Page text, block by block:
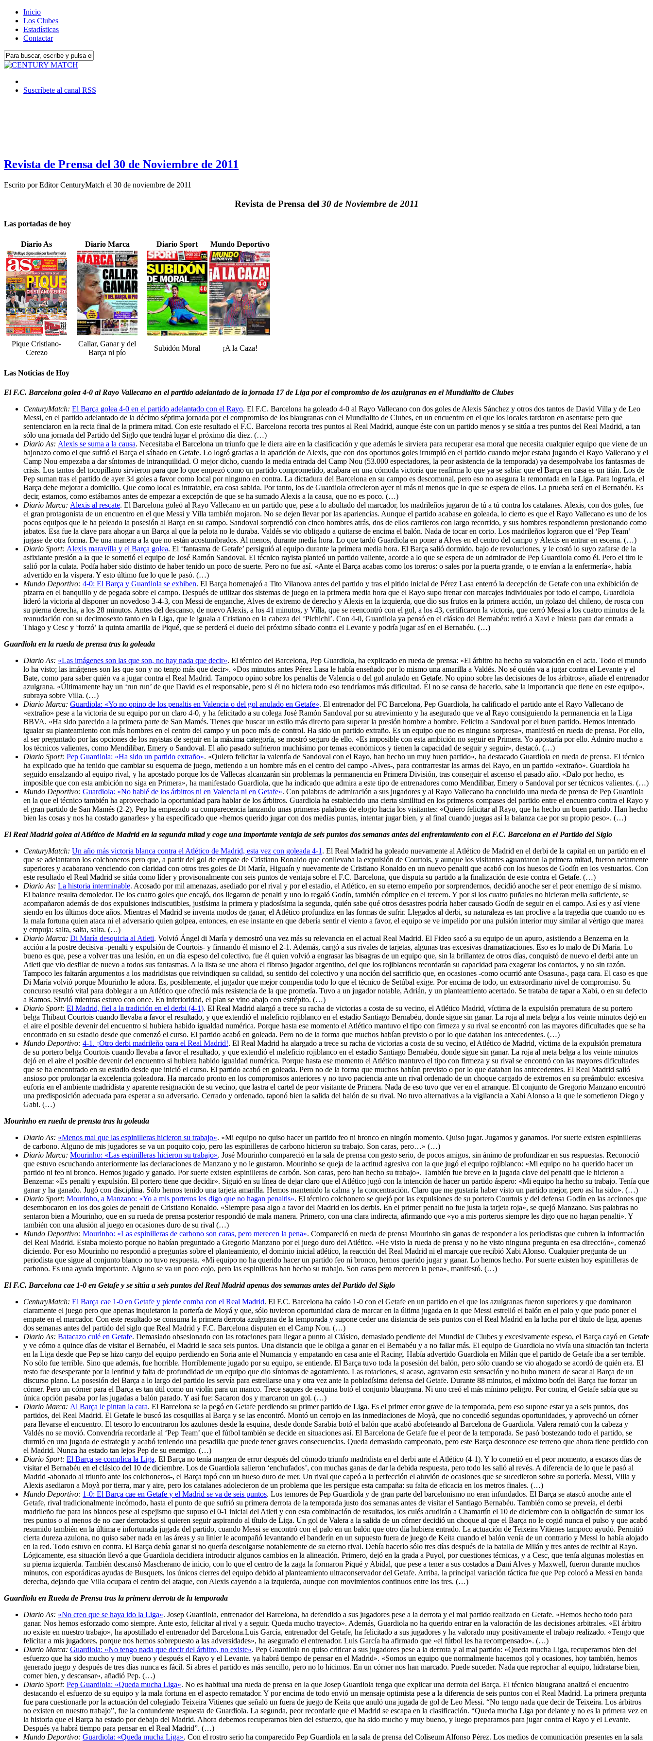
Inicio
Los Clubes
Estadísticas
Contactar
Suscríbete al canal RSS
Revista de Prensa del 30 de Noviembre de 2011
Escrito porEditor CenturyMatch el 30 de noviembre de 2011
Revista de Prensa del 30 de Noviembre de 2011
Las portadas de hoy
Diario As Diario Marca Diario Sport Mundo Deportivo
Pique Cristiano-
Cerezo
Callar, Ganar y del
Barça ni pío
Subidón Moral ¡A la Caza!
Las Noticias de Hoy
El F.C. Barcelona golea 4-0 al Rayo Vallecano en el partido adelantado de la jornada 17 de Liga por el compromiso de los azulgranas en el Mundialito de Clubes
CenturyMatch: El Barça golea 4-0 en el partido adelantado con el Rayo. El F.C. Barcelona ha goleado 4-0 al Rayo Vallecano con dos goles de Alexis Sánchez y otros dos tantos de David Villa y de Leo
Messi, en el partido adelantado de la décimo séptima jornada por el compromiso de los blaugranas con el Mundialito de Clubes, en un encuentro en el que los locales tardaron en asentarse pero que
sentenciaron en la recta final de la primera mitad. Con este resultado el F.C. Barcelona recorta tres puntos al Real Madrid, aunque éste con un partido menos y se sitúa a tres puntos del Real Madrid, a tan
sólo una jornada del Partido del Siglo que tendrá lugar el próximo día diez. (…)
Diario As: Alexis se suma a la causa. Necesitaba el Barcelona un triunfo que le diera aire en la clasificación y que además le sirviera para recuperar esa moral que necesita cualquier equipo que viene de un
bajonazo como el que sufrió el Barça el sábado en Getafe. Lo logró gracias a la aparición de Alexis, que con dos oportunos goles irrumpió en el partido cuando mejor estaba jugando el Rayo Vallecano y el
Camp Nou empezaba a dar síntomas de intranquilidad. O mejor dicho, cuando la media entrada del Camp Nou (53.000 espectadores, la peor asistencia de la temporada) ya desempolvaba los fantasmas de
crisis. Los tantos del tocopillano sirvieron para que lo que empezó como un partido comprometido, acabara en una cómoda victoria que reafirma lo que ya se sabía: que el Barça en casa es un titán. Los de
Pep suman tras el partido de ayer 34 goles a favor como local por ninguno en contra. La dictadura del Barcelona en su campo es descomunal, pero eso no asegura la remontada en la Liga. Para lograrla, el
Barça debe mejorar a domicilio. Que como local es intratable, era cosa sabida. Por tanto, los de Guardiola ofrecieron ayer ni más ni menos que lo que se espera de ellos. La prueba será en el Bernabéu. Es
decir, estamos, como estábamos antes de empezar a excepción de que se ha sumado Alexis a la causa, que no es poco. (…)
Diario Marca: Alexis al rescate. El Barcelona goleó al Rayo Vallecano en un partido que, pese a lo abultado del marcador, los madrileños jugaron de tú a tú contra los catalanes. Alexis, con dos goles, fue
el gran protagonista de un encuentro en el que Messi y Villa también mojaron. No se dejen llevar por las apariencias. Aunque el partido acabase en goleada, lo cierto es que el Rayo Vallecano es uno de los
pocos equipos que le ha peleado la posesión al Barça en su campo. Sandoval sorprendió con cinco hombres atrás, dos de ellos carrileros con largo recorrido, y sus hombres respondieron presionando como
jabatos. Esa fue la clave para ahogar a un Barça al que la pelota no le duraba. Valdés se vio obligado a quitarse de encima el balón. Nada de tocar en corto. Los madrileños lograron que el ‘Pep Team’
jugase de otra forma. De una manera a la que no están acostumbrados. Al menos, durante media hora. Lo que tardó Guardiola en poner a Alves en el centro del campo y Alexis en entrar en escena. (…)
Diario Sport: Alexis maravilla y el Barça golea. El ‘fantasma de Getafe’ persiguió al equipo durante la primera media hora. El Barça salió dormido, bajo de revoluciones, y le costó lo suyo zafarse de la
asfixiante presión a la que le sometió el equipo de José Ramón Sandoval. El técnico rayista planteó un partido valiente, acorde a lo que se espera de un admirador de Pep Guardiola como él. Pero el tiro le
salió por la culata. Podía haber sido distinto de haber tenido un poco de suerte. Pero no fue así. «Ante el Barça acabas como los toreros: o sales por la puerta grande, o te envían a la enfermería», había
advertido en la víspera. Y esto último fue lo que le pasó. (…)
Mundo Deportivo: 4-0: El Barça y Guardiola se exhiben. El Barça homenajeó a Tito Vilanova antes del partido y tras el pitido inicial de Pérez Lasa enterró la decepción de Getafe con una exhibición de
pizarra en el banquillo y de pegada sobre el campo. Después de utilizar dos sistemas de juego en la primera media hora que el Rayo supo frenar con marcajes individuales por todo el campo, Guardiola
lideró la victoria al disponer un novedoso 3-4-3, con Messi de enganche, Alves de extremo de derecho y Alexis en la izquierda, que dio sus frutos en la primera acción, un golazo del chileno, de rosca con
su pierna derecha, a los 28 minutos. Antes del descanso, de nuevo Alexis, a los 41 minutos, y Villa, que se reencontró con el gol, a los 43, certificaron la victoria, que cerró Messi a los cuatro minutos de la
reanudación con su decimosexto tanto en la Liga, que le iguala a Cristiano en la cabeza del ‘Pichichi’. Con 4-0, Guardiola ya pensó en el clásico del Bernabéu: retiró a Xavi e Iniesta para dar entrada a
Thiago y Cesc y ‘forzó’ la quinta amarilla de Piqué, que se perderá el duelo del próximo sábado contra el Levante y podría jugar así en el Bernabéu. (…)
Guardiola en la rueda de prensa tras la goleada
Diario As: «Las imágenes son las que son, no hay nada que decir». El técnico del Barcelona, Pep Guardiola, ha explicado en rueda de prensa: «El árbitro ha hecho su valoración en el acta. Todo el mundo
lo ha visto; las imágenes son las que son y no tengo más que decir». «Dos minutos antes Pérez Lasa le había enseñado por lo mismo una amarilla a Valdés. No sé quién va a jugar contra el Levante y el
Bate, como para saber quién va a jugar contra el Real Madrid. Tampoco opino sobre los penaltis de Valencia o del gol anulado en Getafe. No opino sobre las decisiones de los árbitros», añade el entrenador
azulgrana. «Últimamente hay un ‘run run’ de que David es el responsable, pero si él no hiciera todo eso tendríamos más dificultad. Él no se cansa de hacerlo, sabe la importancia que tiene en este equipo»,
subraya sobre Villa. (…)
Diario Marca: Guardiola: «Yo no opino de los penaltis en Valencia o del gol anulado en Getafe». El entrenador del FC Barcelona, Pep Guardiola, ha calificado el partido ante el Rayo Vallecano de
«extraño» pese a la victoria de su equipo por un claro 4-0, y ha felicitado a su colega José Ramón Sandoval por su atrevimiento y ha asegurado que ve al Rayo consiguiendo la permanencia en la Liga
BBVA. «Ha sido parecido a la primera parte de San Mamés. Tienes que buscar un estilo más directo para superar la presión hombre a hombre. Felicito a Sandoval por el buen partido. Hemos intentado
igualar su planteamiento con más hombres en el centro del campo y un poco más de control. Ha sido un partido extraño. Es un equipo que no es ninguna sorpresa», manifestó en rueda de prensa. Por ello,
al ser preguntado por las opciones de los rayistas de seguir en la máxima categoría, se mostró seguro de ello. «Es imposible con esta ambición no seguir en Primera. Yo apostaría por ello. Admiro mucho a
los técnicos valientes, como Mendilibar, Emery o Sandoval. El año pasado sufrieron muchísimo por temas económicos y tienen la capacidad de seguir y seguir», destacó. (…)
Diario Sport: Pep Guardiola: «Ha sido un partido extraño». «Quiero felicitar la valentía de Sandoval con el Rayo, han hecho un muy buen partido», ha destacado Guardiola en rueda de prensa. El técnico
ha explicado que ha tenido que cambiar su esquema de juego, metiendo a un hombre más en el centro del campo -Alves-, para contrarrestar las armas del Rayo, en un partido «extraño». Guardiola ha
seguido ensalzando al equipo rival, y ha apostado porque los de Vallecas alcanzarán sin problemas la permanencia en Primera División, tras conseguir el ascenso el pasado año. «Dalo por hecho, es
imposible que con esta ambición no siga en Primera», ha manifestado Guardiola, que ha indicado que admira a este tipo de entrenadores como Mendilíbar, Emery o Sandoval por ser técnicos valientes. (…)
Mundo Deportivo: Guardiola: «No hablé de los árbitros ni en Valencia ni en Getafe». Con palabras de admiración a sus jugadores y al Rayo Vallecano ha concluido una rueda de prensa de Pep Guardiola
en la que el técnico también ha aprovechado la oportunidad para hablar de los árbitros. Guardiola ha establecido una cierta similitud en los primeros compases del partido entre el encuentro contra el Rayo y
el gran partido de San Mamés (2-2). Pep ha empezado su comparecencia lanzando unas primeras palabras de elogio hacia los visitantes: «Quiero felicitar al Rayo, que ha hecho un buen partido. Han hecho
bien las cosas y nos ha costado ganarles» y ha especificado que «hemos querido jugar con dos medias puntas, intentar jugar bien, y al final cuando juegas así la balanza cae por su propio peso». (…)
El Real Madrid golea al Atlético de Madrid en la segunda mitad y coge una importante ventaja de seis puntos dos semanas antes del enfrentamiento con el F.C. Barcelona en el Partido del Siglo
CenturyMatch: Un año más victoria blanca contra el Atlético de Madrid, esta vez con goleada 4-1 . El Real Madrid ha goleado nuevamente al Atlético de Madrid en el derbi de la capital en un partido en el
que se adelantaron los colchoneros pero que, a partir del gol de empate de Cristiano Ronaldo que conllevaba la expulsión de Courtois, y aunque los visitantes aguantaron la primera mitad, fueron netamente
superiores y acabarano venciendo con claridad con otros tres goles de Di María, Higuaín y nuevamente de Cristiano Ronaldo en un nuevo penalti que acabó con los huesos de Godín en los vestuarios. Con
este resultado el Real Madrid se sitúa como líder y provisonalmente con seis puntos de ventaja sobre el F.C. Barcelona, que disputa su partido a la finalización de este contra el Getafe. (…)
Diario As: La historia interminable. Acosado por mil amenazas, asediado por el rival y por el estadio, el Atlético, en su eterno empeño por sorprendernos, decidió anoche ser el peor enemigo de sí mismo.
El balance resulta demoledor. De los cuatro goles que encajó, dos llegaron de penalti y uno lo regaló Godín, también cómplice en el tercero. Y por si los cuatro puñales no hicieran mella suficiente, se
acompañaron además de dos expulsiones indiscutibles, justísima la primera y piadosísima la segunda, quién sabe qué otros desastres podría haber causado Godín de seguir en el campo. Así es y así viene
siendo en los últimos doce años. Mientras el Madrid se inventa modos de ganar, el Atlético profundiza en las formas de sufrir. Llegados al derbi, su naturaleza es tan proclive a la tragedia que cuando no es
la mala fortuna quien ataca ni el adversario quien golpea, entonces, en ese instante en que debería sentir el viento a favor, el equipo se ve impelido por una pulsión interior muy similar al vértigo que marea
y empuja: salta, salta, salta. (…)
Diario Marca: Di María desquicia al Atleti. Volvió Ángel di María y demostró una vez más su relevancia en el actual Real Madrid. El Fideo sacó a su equipo de un apuro, asistiendo a Benzema en la
acción a la postre decisiva -penalti y expulsión de Courtois- y firmando él mismo el 2-1. Además, cargó a sus rivales de tarjetas, algunas tras excesivas dramatizaciones. Eso es lo malo de Di María. Lo
bueno es que, pese a volver tras una lesión, en un día espeso del colectivo, fue él quien volvió a engrasar las bisagras de un equipo que, sin la brillantez de otros días, conquistó de nuevo el derbi ante un
Atleti que vio desfilar de nuevo a todos sus fantasmas. A la lista se une ahora el fibroso jugador argentino, del que los rojiblancos recordarán su capacidad para exagerar los contactos, y no sin razón.
Tampoco les faltarán argumentos a los madridistas que reivindiquen su calidad, su sentido del colectivo y una noción del sacrificio que, en ocasiones -como ocurrió ante Osasuna-, paga cara. El caso es que
Di María volvió porque Mourinho le adora. Es, posiblemente, el jugador que mejor compendia todo lo que el técnico de Setúbal exige. Por encima de todo, un extraordinario nivel de compromiso. Su
concurso resultó vital para doblegar a un Atlético que ofreció más resistencia de la que prometía. Tuvo a un jugador notable, Adrián, y un planteamiento acertado. Se trataba de tapar a Xabi, o en su defecto
a Ramos. Sirvió mientras estuvo con once. En inferioridad, el plan se vino abajo con estrépito. (…)
Diario Sport: El Madrid, fiel a la tradición en el derbi (4-1). El Real Madrid alargó a trece su racha de victorias a costa de su vecino, el Atlético Madrid, víctima de la expulsión prematura de su portero
belga Thibaut Courtois cuando llevaba a favor el resultado, y que extendió el maleficio rojiblanco en el estadio Santiago Bernabéu, donde sigue sin ganar. La roja al meta belga a los veinte minutos dejó en
el aire el posible devenir del encuentro si hubiera habido igualdad numérica. Porque hasta ese momento el Atlético mantuvo el tipo con firmeza y su rival se encontró con las mayores dificultades que se ha
encontrado en su estadio desde que comenzó el curso. El partido acabó en goleada. Pero no de la forma que muchos habían previsto o por lo que databan los antecedentes. (…)
Mundo Deportivo: 4-1. ¡Otro derbi madrileño para el Real Madrid!. El Real Madrid ha alargado a trece su racha de victorias a costa de su vecino, el Atlético de Madrid, víctima de la expulsión prematura
de su portero belga Courtois cuando llevaba a favor el resultado, y que extendió el maleficio rojiblanco en el estadio Santiago Bernabéu, donde sigue sin ganar. La roja al meta belga a los veinte minutos
dejó en el aire el posible devenir del encuentro si hubiera habido igualdad numérica. Porque hasta ese momento el Atlético mantuvo el tipo con firmeza y su rival se encontró con las mayores dificultades
que se ha encontrado en su estadio desde que inició el curso. El partido acabó en goleada. Pero no de la forma que muchos habían previsto o por lo que databan los antecedentes. El Real Madrid salió
ansioso por prolongar la excelencia goleadora. Ha marcado pronto en los compromisos anteriores y no tuvo paciencia ante un rival ordenado de un choque cargado de extremos en su preámbulo: excesiva
euforia en el ambiente madridista y aparente resignación de su vecino, que lastra el cartel de peor visitante de Primera. Nada de eso tuvo que ver en el arranque. El conjunto de Gregorio Manzano encontró
una predisposición adecuada para esperar a su adversario. Cerrado y ordenado, taponó bien la salida del balón de su rival. No tuvo alternativas a la vigilancia a Xabi Alonso a la que le sometieron Diego y
Gabi. (…)
Mourinho en rueda de prensta tras la goleada
Diario As: «Menos mal que las espinilleras hicieron su trabajo». «Mi equipo no quiso hacer un partido feo ni bronco en ningún momento. Quiso jugar. Jugamos y ganamos. Por suerte existen espinilleras
de carbono. Alguno de mis jugadores se va un poquito cojo, pero las espinilleras de carbono hicieron su trabajo. Son caras, pero…» (…)
Diario Marca: Mourinho: «Las espinilleras hicieron su trabajo». José Mourinho compareció en la sala de prensa con gesto serio, de pocos amigos, sin ánimo de profundizar en sus respuestas. Reconoció
que estuvo escuchando anteriormente las declaraciones de Manzano y no le gustaron. Mourinho se queja de la actitud agresiva con la que jugó el equipo rojiblanco: «Mi equipo no ha querido hacer un
partido ni feo ni bronco. Hemos jugado y ganado. Por suerte existen espinilleras de carbón. Son caras, pero han hecho su trabajo». También fue breve en la jugada clave del penalti que le hicieron a
Benzema: «Es penalti y expulsión. El portero tiene que decidir». Siguió en su línea de dejar claro que el Atlético jugó con la intención de hacer un partido áspero: «Mi equipo ha hecho su trabajo. Tenía que
ganar y ha ganado. Jugó con disciplina. Sólo hemos tenido una tarjeta amarilla. Hemos mantenido la calma y la concentración. Claro que me gustaría haber visto un partido mejor, pero así ha sido». (…)
Diario Sport: Mourinho, a Manzano: «Yo a mis porteros les digo que no hagan penaltis». El técnico colchonero se quejó por las expulsiones de su portero Courtois y del defensa Godín en las acciones que
desembocaron en los dos goles de penalti de Cristiano Ronaldo. «Siempre pasa algo a favor del Madrid en los derbis. En el primer penalti no fue justa la tarjeta roja», se quejó Manzano. Sus palabras no
sentaron bien a Mourinho, que en su rueda de prensa posterior respondió de mala manera. Primero, con una clara indirecta, afirmando que «yo a mis porteros siempre les digo que no hagan penalti». Y
también con una alusión al juego en ocasiones duro de su rival (…)
Mundo Deportivo: Mourinho: «Las espinilleras de carbono son caras, pero merecen la pena». Compareció en rueda de prensa Mourinho sin ganas de responder a los periodistas que cubren la información
del Real Madrid. Estaba molesto porque no habían preguntado a Gregorio Manzano por el juego duro del Atlético. «He visto la rueda de prensa y no he visto ninguna pregunta en esa dirección», comenzó
diciendo. Por eso Mourinho no respondió a preguntas sobre el planteamiento, el dominio inicial atlético, la reacción del Real Madrid ni el marcaje que recibió Xabi Alonso. Cualquier pregunta de un
periodista que sigue al conjunto blanco no tuvo respuesta. «Mi equipo no ha querido hacer un partido feo ni bronco, hemos querido jugar y ganar. Lo hemos hecho. Por suerte existen hoy espinilleras de
carbono. Es una ayuda importante. Alguno se va un poco cojo, pero las espinilleras han hecho su trabajo. Son caras pero merecen la pena», manifestó. (…)
El F.C. Barcelona cae 1-0 en Getafe y se sitúa a seis puntos del Real Madrid apenas dos semanas antes del Partido del Siglo
CenturyMatch: El Barça cae 1-0 en Getafe y pierde comba con el Real Madrid. El F.C. Barcelona ha caído 1-0 con el Getafe en un partido en el que los azulgranas fueron superiores y que dominaron
claramente el juego pero que apenas inquietaron la portería de Moyá y que, sólo tuvieron oportunidad clara de marcar en la última jugada en la que Messi estrelló el balón en el palo y que pudo poner el
empate en el marcador. Con este resultado se consuma la primera derrota azulgrana de la temporada y supone ceder una distancia de seis puntos con el Real Madrid en la lucha por el título de liga, apenas
dos semanas antes del partido del siglo que Real Madrid y F.C. Barcelona disputen en el Camp Nou. (…)
Diario As: Batacazo culé en Getafe. Demasiado obsesionado con las rotaciones para llegar a punto al Clásico, demasiado pendiente del Mundial de Clubes y excesivamente espeso, el Barça cayó en Getafe
y ve cómo a quince días de visitar el Bernabéu, el Madrid le saca seis puntos. Una distancia que le obliga a ganar en el Bernabéu y a no fallar más. El equipo de Guardiola no vivía una situación tan incierta
en la Liga desde que Pep se hizo cargo del equipo perdiendo en Soria ante el Numancia y empatando en casa ante el Racing. Había advertido Guardiola en Milán que el partido de Getafe iba a ser terrible.
No sólo fue terrible. Sino que además, fue horrible. Horriblemente jugado por su equipo, se entiende. El Barça tuvo toda la posesión del balón, pero sólo cuando se vio ahogado se acordó de quién era. El
resto fue desesperante por la lentitud y falta de profundidad de un equipo que dio síntomas de agotamiento. Las rotaciones, si acaso, agravaron esta sensación y no hubo manera de sacar al Barça de un
discurso plano. La posesión del Barça a lo largo del partido les servía para estrellarse una y otra vez ante la pobladísima defensa del Getafe. Durante 88 minutos, el máximo botín del Barça fue forzar un
córner. Pero un córner para el Barça es tan útil como un violín para un manco. Trece saques de esquina botó el conjunto blaugrana. Ni uno creó el más mínimo peligro. Por contra, el Getafe sabía que su
única opción pasaba por las jugadas a balón parado. Y así fue: Sacaron dos y marcaron un gol. (…)
Diario Marca: Al Barça le pintan la cara. El Barcelona se la pegó en Getafe perdiendo su primer partido de Liga. Es el primer error grave de la temporada, pero eso supone estar ya a seis puntos, dos
partidos, del Real Madrid. El Getafe le buscó las cosquillas al Barça y se las encontró. Montó un cerrojo en las inmediaciones de Moyà, que no concedió segundas oportunidades, y aprovechó un córner
para llevarse el encuentro. El tesoro lo encontraron los azulones desde la esquina, desde donde Sarabia botó el balón que acabó abofeteando al Barcelona de Guardiola. Valera remató con la cabeza y
Valdés no se movió. Convendría recordarle al ‘Pep Team’ que el fútbol también se decide en situaciones así. El Barcelona de Getafe fue el peor de la temporada. Se pasó bostezando todo el partido, se
durmió en una jugada de estrategia y acabó teniendo una pesadilla que puede tener graves consecuencias. Queda demasiado campeonato, pero este Barça desconoce ese terreno que ahora tiene perdido con
el Madrid. Nunca ha estado tan lejos Pep de su enemigo. (…)
Diario Sport: El Barça se complica la Liga. El Barça no tenía margen de error después del cómodo triunfo madridista en el derbi ante el Atlético (4-1). Y lo cometió en el peor momento, a escasos días de
visitar el Bernabéu en el clásico del 10 de diciembre. Los de Guardiola salieron ‘enchufados’, con muchas ganas de dar la debida respuesta, pero todo les salió al revés. A diferencia de lo que le pasó al
Madrid -abonado al triunfo ante los colchoneros-, el Barça topó con un hueso duro de roer. Un rival que capeó a la perfección el aluvión de ocasiones que se sucedieron sobre su portería. Messi, Villa y
Alexis asediaron a Moyà por tierra, mar y aire, pero los catalanes adolecieron de un problema que les persigue esta campaña: su falta de eficacia en los metros finales. (…)
Mundo Deportivo: 1-0: El Barça cae en Getafe y el Madrid se va de seis puntos. Los temores de Pep Guardiola y de gran parte del barcelonismo no eran infundados. El Barça se atascó anoche ante el
Getafe, rival tradicionalmente incómodo, hasta el punto de que sufrió su primera derrota de la temporada justo dos semanas antes de visitar el Santiago Bernabéu. También como se preveía, el derbi
madrileño fue para los blancos pese al espejismo que supuso el 0-1 inicial del Atleti y con esta combinación de resultados, los culés acudirán a Chamartín el 10 de diciembre con la obligación de sumar los
tres puntos o al menos de no caer derrotados si quieren seguir aspirando al título de Liga. Un gol de Valera a la salida de un córner decidió un choque al que el Barça no le cogió nunca el pulso y que acabó
resumido también en la última e infortunada jugada del partido, cuando Messi se encontró con el palo en un balón que otro día hubiera entrado. La actuación de Teixeira Vitienes tampoco ayudó. Permitió
cierta dureza azulona, no quiso saber nada en las áreas y su linier le acompañó levantando el banderín en un supuesto fuera de juego de Keita cuando el balón venía de un contrario y Messi lo había alojado
en la red. Todo estuvo en contra. El Barça debía ganar si no quería descolgarse notablemente de su eterno rival. Debía hacerlo sólo tres días después de la batalla de Milán y tres antes de recibir al Rayo.
Lógicamente, esa situación llevó a que Guardiola decidiera introducir algunos cambios en la alineación. Primero, dejó en la grada a Puyol, por cuestiones técnicas, y a Cesc, que tenía algunas molestias en
su pierna izquierda. También descansó Mascherano de inicio, con lo que el centro de la zaga la formaron Piqué y Abidal, que pese a tener a sus costados a Dani Alves y Maxwell, fueron durante muchos
minutos, con esporádicas ayudas de Busquets, los únicos cierres del equipo debido al planteamiento ultraconservador del Getafe. Arriba, la principal variación táctica fue que Pep colocó a Messi en banda
derecha, dejando que Villa ocupara el centro del ataque, con Alexis cayendo a la izquierda, aunque con movimientos continuos entre los tres. (…)
Guardiola en Rueda de Prensa tras la primera derrota de la temporada
Diario As: «No creo que se haya ido la Liga». Josep Guardiola, entrenador del Barcelona, ha defendido a sus jugadores pese a la derrota y el mal partido realizado en Getafe. «Hemos hecho todo para
ganar. Nos hemos esforzado como siempre. Ante esto, felicitar al rival y a seguir. Queda mucho trayecto». Además, Guardiola no ha querido entrar en la valoración de las decisiones arbitrales. «El árbitro
no existe en nuestro trabajo», ha apostillado el entrenador del Barcelona.Luis García, entrenador del Getafe, ha felicitado a sus jugadores y ha valorado muy positivamente el trabajo realizado. «Tengo que
felicitar a mis jugadores, porque nos hemos sobrepuesto a las adversidades», ha asegurado el entrenador. Luis García ha afirmado que «el fútbol les ha recompensado». (…)
Diario Marca: Guardiola: «No tengo nada que decir del árbitro, no existe». Pep Guardiola no quiso criticar a sus jugadores pese a la derrota y al mal partido: «Queda mucha Liga, recuperarnos bien del
esfuerzo que ha sido mucho y muy bueno y después el Rayo y el Levante. ya habrá tiempo de pensar en el Madrid». «Somos un equipo que normalmente hacemos gol y ocasiones, hoy también, hemos
generado juego y después de tres días nunca es fácil. Si abres el partido es más sencillo, pero no lo hicimos. En un córner nos han marcado. Puede suceder. Nada que reprochar al equipo, hidratarse bien,
comer bien, y descansar», añadió Pep. (…)
Diario Sport: Pep Guardiola: «Queda mucha Liga». No es habitual una rueda de prensa en la que Josep Guardiola tenga que explicar una derrota del Barça. El técnico blaugrana analizó el encuentro
destacando el esfuerzo de su equipo y la mala fortuna en el aspecto rematador. Y por encima de todo envió un mensaje optimista pese a la diferencia de seis puntos con el Real Madrid. La primera pregunta
fue para cuestionarle por la actuación del colegiado Teixeira Vitienes que señaló un fuera de juego de Keita que anuló una jugada de gol de Leo Messi. “No tengo nada que decir de Teixeira. Los árbitros
no existen en nuestro trabajo”, fue la contundente respuesta de Guardiola. La segunda, peor recordarle que el Madrid se escapa en la clasificación. “Queda mucha Liga por delante y no es la primera vez en
la historia que el Barça ha estado por debajo del Madrid. Ahora debemos recuperarnos bien del esfuerzo, que ha sido mucho y muy bueno, y luego prepararnos para jugar contra el Rayo y el Levante.
Después ya habrá tiempo para pensar en el Real Madrid”. (…)
Mundo Deportivo: Guardiola: «Queda mucha Liga». Con el rostro serio ha comparecido Pep Guardiola en la sala de prensa del Coliseum Alfonso Pérez. Los medios de comunicación presentes en la sala